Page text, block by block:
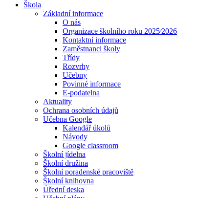
Škola
Základní informace
O nás
Organizace školního roku 2025⁄2026
Kontaktní informace
Zaměstnanci školy
Třídy
Rozvrhy
Učebny
Povinné informace
E-podatelna
Aktuality
Ochrana osobních údajů
Učebna Google
Kalendář úkolů
Návody
Google classroom
Školní jídelna
Školní družina
Školní poradenské pracoviště
Školní knihovna
Úřední deska